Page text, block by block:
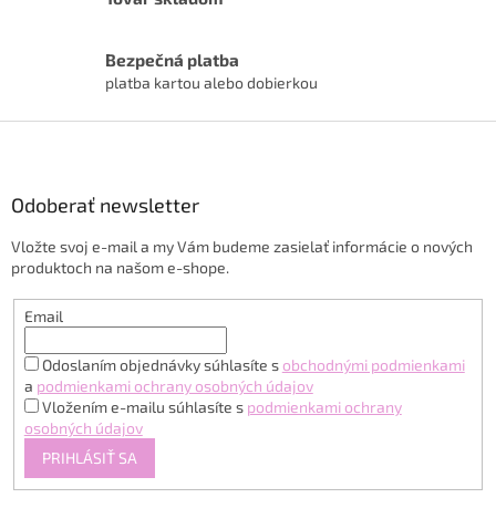
Bezpečná platba
platba kartou alebo dobierkou
Odoberať newsletter
Vložte svoj e-mail a my Vám budeme zasielať informácie o nových
produktoch na našom e-shope.
Email
Odoslaním objednávky súhlasíte s obchodnými podmienkami
a podmienkami ochrany osobných údajov
Vložením e-mailu súhlasíte s podmienkami ochrany
osobných údajov
PRIHLÁSIŤ SA